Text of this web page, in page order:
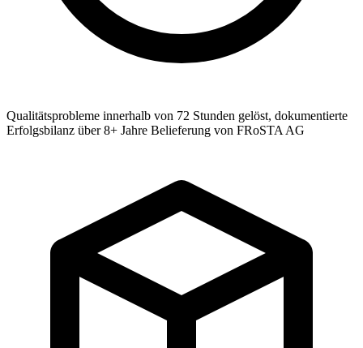
Qualitätsprobleme innerhalb von 72 Stunden gelöst, dokumentierte
Erfolgsbilanz über 8+ Jahre Belieferung von FRoSTA AG